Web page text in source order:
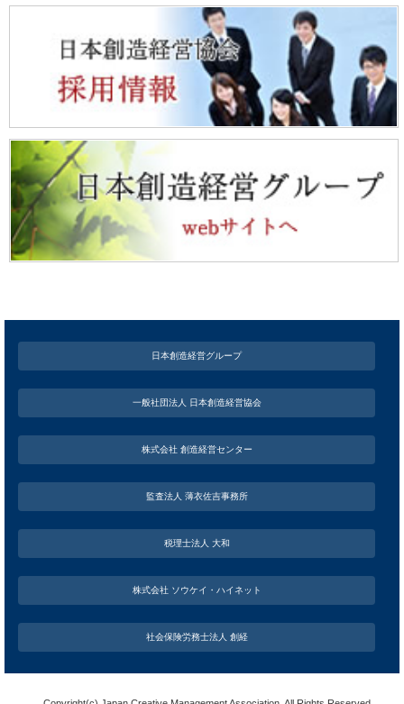
日本創造経営グループ
一般社団法人 日本創造経営協会
株式会社 創造経営センター
監査法人 薄衣佐吉事務所
税理士法人 大和
株式会社 ソウケイ・ハイネット
社会保険労務士法人 創経